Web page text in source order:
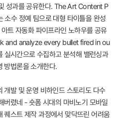
성과를 공유한다. The Art Content P
수 정예 팀으로 대형 타이틀을 완성
트 자동화 파이프라인 노하우를 공유
and analyze every bullet fired in ou
시간으로 수집하고 분석해 밸런싱과
방법론을 소개한다.
개발 및 운영 비하인드 스토리도 다수
버렸네 - 숏폼 시대의 마비노기 모바일
퀘스트 제작 과정에서 맞닥뜨린 어려움